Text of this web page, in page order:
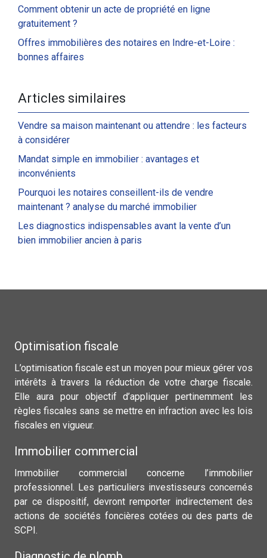
Comment obtenir un acte de propriété en ligne
gratuitement ?
Offres immobilières des notaires en Indre-et-Loire :
bonnes affaires
Articles similaires
Vendre sa maison maintenant ou attendre : les facteurs
à considérer
Mandat simple en immobilier : avantages et
inconvénients
Pourquoi les notaires conseillent-ils de vendre
maintenant ? analyse du marché immobilier
Les diagnostics indispensables avant la vente d’un
bien immobilier ancien à paris
Optimisation fiscale
L’optimisation fiscale est un moyen pour mieux gérer vos
intérêts à travers la réduction de votre charge fiscale.
Elle aura pour objectif d’appliquer pertinemment les
règles fiscales sans se mettre en infraction avec les lois
fiscales en vigueur.
Immobilier commercial
Immobilier commercial concerne l’immobilier
professionnel. Les particuliers investisseurs concernés
par ce dispositif, devront remporter indirectement des
actions de sociétés foncières cotées ou des parts de
SCPI.